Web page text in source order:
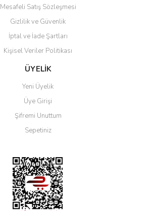
Gönder
Mesafeli Satış Sözleşmesi
Gizlilik ve Güvenlik
İptal ve İade Şartları
Kişisel Veriler Politikası
ÜYELİK
Yeni Üyelik
Üye Girişi
Şifremi Unuttum
Sepetiniz